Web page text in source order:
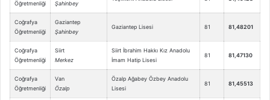
Öğretmenliği
Şahinbey
Coğrafya
Öğretmenliği
Gaziantep
Şahinbey
Gaziantep Lisesi 81 81,48201
Coğrafya
Öğretmenliği
Siirt
Merkez
Siirt İbrahim Hakkı Kız Anadolu
İmam Hatip Lisesi
81 81,47130
Coğrafya
Öğretmenliği
Van
Özalp
Özalp Ağabey Özbey Anadolu
Lisesi
81 81,45513